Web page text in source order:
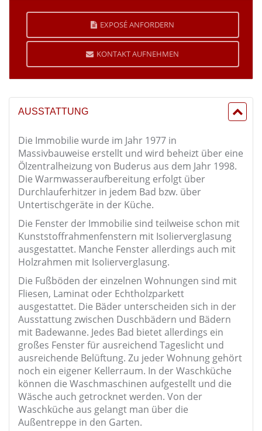
EXPOSÉ ANFORDERN
KONTAKT AUFNEHMEN
AUSSTATTUNG
Die Immobilie wurde im Jahr 1977 in
Massivbauweise erstellt und wird beheizt über eine
Ölzentralheizung von Buderus aus dem Jahr 1998.
Die Warmwasseraufbereitung erfolgt über
Durchlauferhitzer in jedem Bad bzw. über
Untertischgeräte in der Küche.
Die Fenster der Immobilie sind teilweise schon mit
Kunststoffrahmenfenstern mit Isolierverglasung
ausgestattet. Manche Fenster allerdings auch mit
Holzrahmen mit Isolierverglasung.
Die Fußböden der einzelnen Wohnungen sind mit
Fliesen, Laminat oder Echtholzparkett
ausgestattet. Die Bäder unterscheiden sich in der
Ausstattung zwischen Duschbädern und Bädern
mit Badewanne. Jedes Bad bietet allerdings ein
großes Fenster für ausreichend Tageslicht und
ausreichende Belüftung. Zu jeder Wohnung gehört
noch ein eigener Kellerraum. In der Waschküche
können die Waschmaschinen aufgestellt und die
Wäsche auch getrocknet werden. Von der
Waschküche aus gelangt man über die
Außentreppe in den Garten.